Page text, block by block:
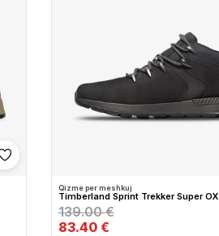
Shto në wishlist
Qizme per meshkuj
Timberland Sprint Trekker Super OX
139.00 €
83.40 €